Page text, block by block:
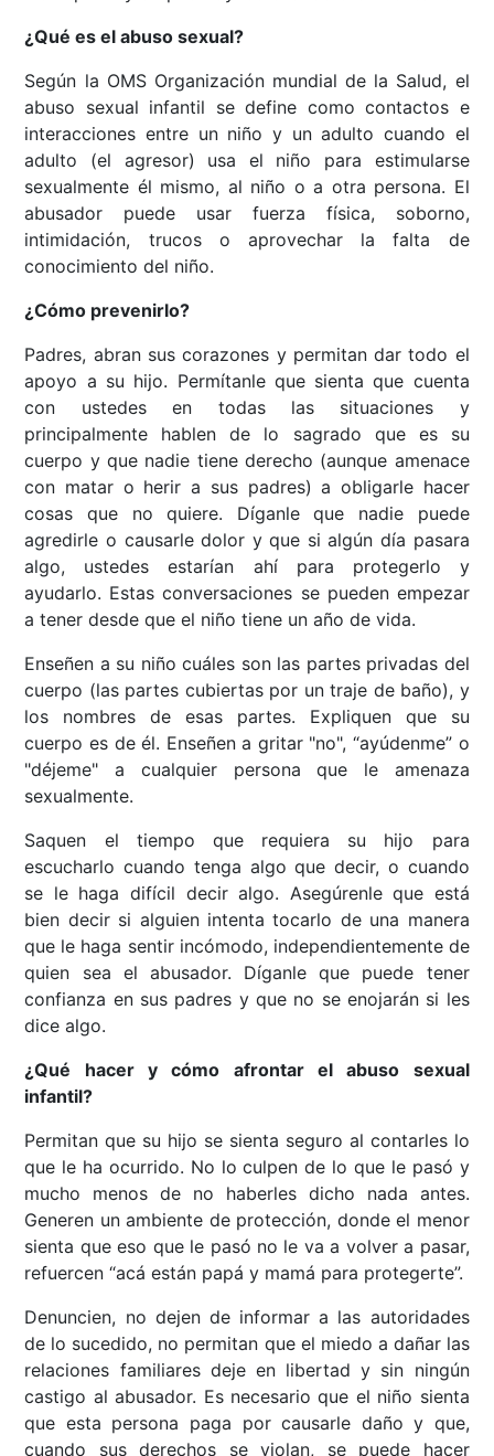
¿Qué es el abuso sexual?
Según la OMS Organización mundial de la Salud, el
abuso sexual infantil se define como contactos e
interacciones entre un niño y un adulto cuando el
adulto (el agresor) usa el niño para estimularse
sexualmente él mismo, al niño o a otra persona. El
abusador puede usar fuerza física, soborno,
intimidación, trucos o aprovechar la falta de
conocimiento del niño.
¿Cómo prevenirlo?
Padres, abran sus corazones y permitan dar todo el
apoyo a su hijo. Permítanle que sienta que cuenta
con ustedes en todas las situaciones y
principalmente hablen de lo sagrado que es su
cuerpo y que nadie tiene derecho (aunque amenace
con matar o herir a sus padres) a obligarle hacer
cosas que no quiere. Díganle que nadie puede
agredirle o causarle dolor y que si algún día pasara
algo, ustedes estarían ahí para protegerlo y
ayudarlo. Estas conversaciones se pueden empezar
a tener desde que el niño tiene un año de vida.
Enseñen a su niño cuáles son las partes privadas del
cuerpo (las partes cubiertas por un traje de baño), y
los nombres de esas partes. Expliquen que su
cuerpo es de él. Enseñen a gritar "no", “ayúdenme” o
"déjeme" a cualquier persona que le amenaza
sexualmente.
Saquen el tiempo que requiera su hijo para
escucharlo cuando tenga algo que decir, o cuando
se le haga difícil decir algo. Asegúrenle que está
bien decir si alguien intenta tocarlo de una manera
que le haga sentir incómodo, independientemente de
quien sea el abusador. Díganle que puede tener
confianza en sus padres y que no se enojarán si les
dice algo.
¿Qué hacer y cómo afrontar el abuso sexual
infantil?
Permitan que su hijo se sienta seguro al contarles lo
que le ha ocurrido. No lo culpen de lo que le pasó y
mucho menos de no haberles dicho nada antes.
Generen un ambiente de protección, donde el menor
sienta que eso que le pasó no le va a volver a pasar,
refuercen “acá están papá y mamá para protegerte”.
Denuncien, no dejen de informar a las autoridades
de lo sucedido, no permitan que el miedo a dañar las
relaciones familiares deje en libertad y sin ningún
castigo al abusador. Es necesario que el niño sienta
que esta persona paga por causarle daño y que,
cuando sus derechos se violan, se puede hacer